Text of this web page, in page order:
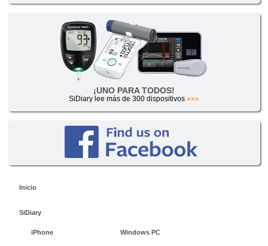
¡UNO PARA TODOS!
SiDiary lee más de 300 dispositivos »»»
Inicio
SiDiary
iPhone Windows PC